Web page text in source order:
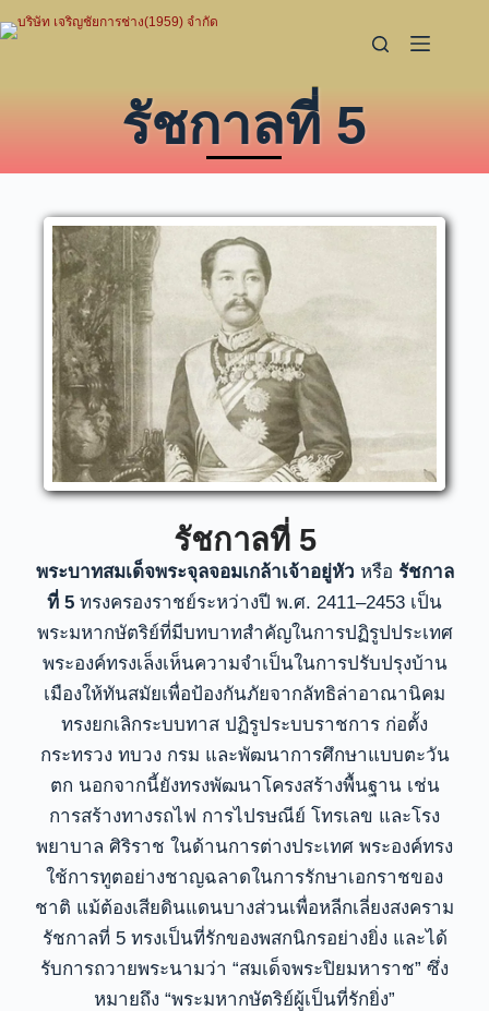
รัชกาลที่ 5
รัชกาลที่ 5
พระบาทสมเด็จพระจุลจอมเกล้าเจ้าอยู่หัว หรือ รัชกาล
ที่ 5 ทรงครองราชย์ระหว่างปี พ.ศ. 2411–2453 เป็น
พระมหากษัตริย์ที่มีบทบาทสำคัญในการปฏิรูปประเทศ
พระองค์ทรงเล็งเห็นความจำเป็นในการปรับปรุงบ้าน
เมืองให้ทันสมัยเพื่อป้องกันภัยจากลัทธิล่าอาณานิคม
ทรงยกเลิกระบบทาส ปฏิรูประบบราชการ ก่อตั้ง
กระทรวง ทบวง กรม และพัฒนาการศึกษาแบบตะวัน
ตก นอกจากนี้ยังทรงพัฒนาโครงสร้างพื้นฐาน เช่น
การสร้างทางรถไฟ การไปรษณีย์ โทรเลข และโรง
พยาบาล ศิริราช ในด้านการต่างประเทศ พระองค์ทรง
ใช้การทูตอย่างชาญฉลาดในการรักษาเอกราชของ
ชาติ แม้ต้องเสียดินแดนบางส่วนเพื่อหลีกเลี่ยงสงคราม
รัชกาลที่ 5 ทรงเป็นที่รักของพสกนิกรอย่างยิ่ง และได้
รับการถวายพระนามว่า “สมเด็จพระปิยมหาราช” ซึ่ง
หมายถึง “พระมหากษัตริย์ผู้เป็นที่รักยิ่ง”